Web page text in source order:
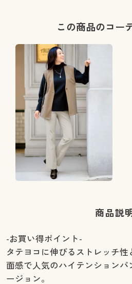
この商品のコー
商品説
-お買い得ポイント-
タテヨコに伸びるストレッチ
面感で人気のハイテンション
ージョン。